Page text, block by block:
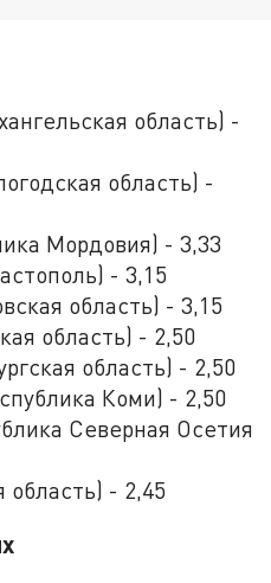
область) -
область) -
Мордовия) - 3,33
- 3,15
область) - 3,15
область) - 2,50
область) - 2,50
Коми) - 2,50
Северная Осетия
- 2,45